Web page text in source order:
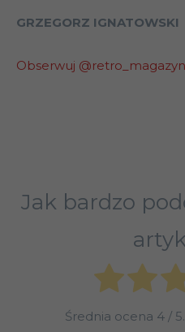
GRZEGORZ IGNATOWSKI
Obserwuj @retro_magazyn
Jak bardzo
Średnia ocena 4/